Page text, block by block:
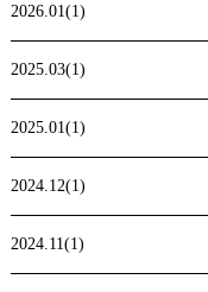
2026.01(1)
2025.03(1)
2025.01(1)
2024.12(1)
2024.11(1)